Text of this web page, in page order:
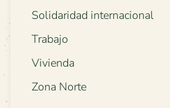
Solidaridad internacional
Trabajo
Vivienda
Zona Norte